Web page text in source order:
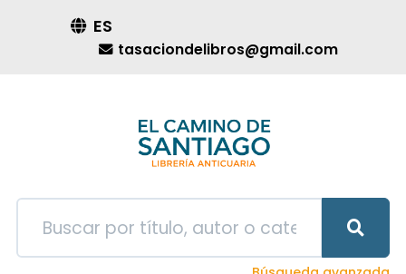
ES
tasaciondelibros@gmail.com